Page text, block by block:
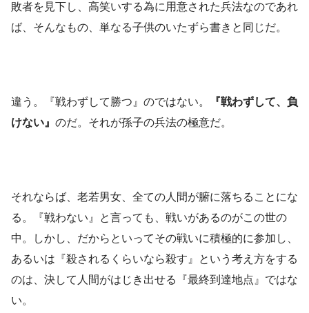
敗者を見下し、高笑いする為に用意された兵法なのであれ
ば、そんなもの、単なる子供のいたずら書きと同じだ。
違う。『戦わずして勝つ』のではない。
『戦わずして、負
けない』 のだ。それが孫子の兵法の極意だ。
それならば、老若男女、全ての人間が腑に落ちることにな
る。『戦わない』と言っても、戦いがあるのがこの世の
中。しかし、だからといってその戦いに積極的に参加し、
あるいは『殺されるくらいなら殺す』という考え方をする
のは、決して人間がはじき出せる『最終到達地点』ではな
い。